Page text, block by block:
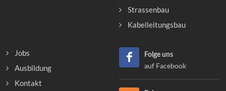
Strassenbau
Kabelleitungsbau
Jobs
Ausbildung
Kontakt
Folge uns
auf Facebook